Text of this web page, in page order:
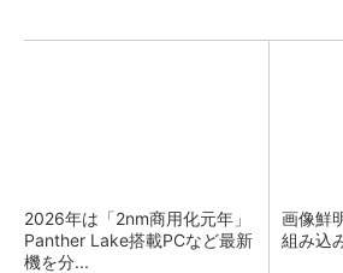
2026年は「2nm商用化元年」
Panther Lake搭載PCなど最新
機を分...
画像鮮
組み込